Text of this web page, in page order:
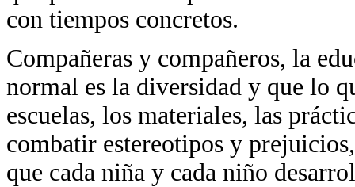
con tiempos concretos.
Compañeras y compañeros, la
normal es la diversidad y que lo
escuelas, los materiales, las
combatir estereotipos y
que cada niña y cada niño